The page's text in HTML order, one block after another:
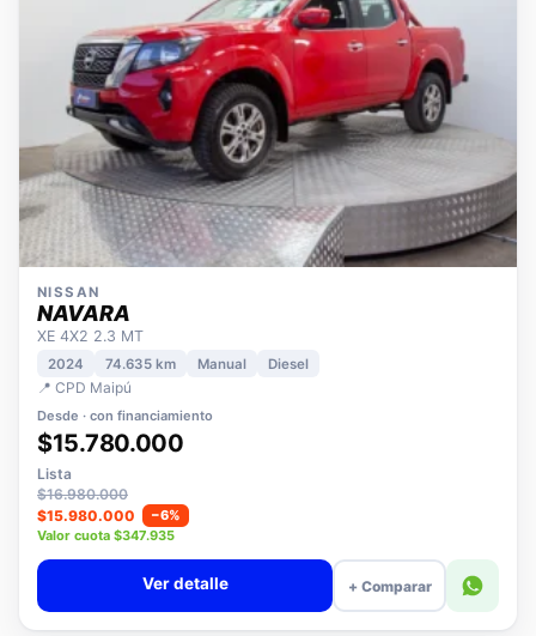
NISSAN
NAVARA
XE 4X2 2.3 MT
2024 74.635 km
📍 CPD Maipú
Desde · con financiamiento
$15.780.000
Lista
$16.980.000
$15.980.000
−6%
Valor cuota $347.935
+ Comparar